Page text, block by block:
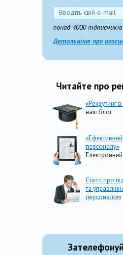
понад 4000 підписчиків
Детальніше про
Читайте про
«Рекрутинг в
наш блог
«Ефективний
персоналу»
Статті про
та
персоналом